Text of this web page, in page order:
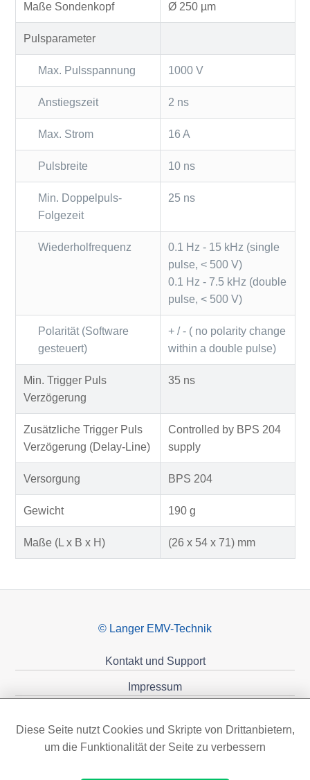
Maße Sondenkopf Ø 250 µm
Pulsparameter
Max. Pulsspannung 1000 V
Anstiegszeit 2 ns
Max. Strom 16 A
Pulsbreite 10 ns
Min. Doppelpuls-
Folgezeit
25 ns
Wiederholfrequenz
0.1 Hz - 15 kHz (single
pulse, < 500 V)
0.1 Hz - 7.5 kHz (double
pulse, < 500 V)
Polarität (Software
gesteuert)
+ / - ( no polarity change
within a double pulse)
Min. Trigger Puls
Verzögerung
35 ns
Zusätzliche Trigger Puls
Verzögerung (Delay-Line)
Controlled by BPS 204
supply
Versorgung BPS 204
Gewicht 190 g
Maße (L x B x H) (26 x 54 x 71) mm
© Langer EMV-Technik
Kontakt und Support
Impressum
Diese Seite nutzt Cookies und Skripte von Drittanbietern,
um die Funktionalität der Seite zu verbessern